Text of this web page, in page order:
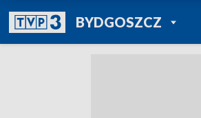
BYDGOSZCZPOWRÓT DO
TVP REGIONY